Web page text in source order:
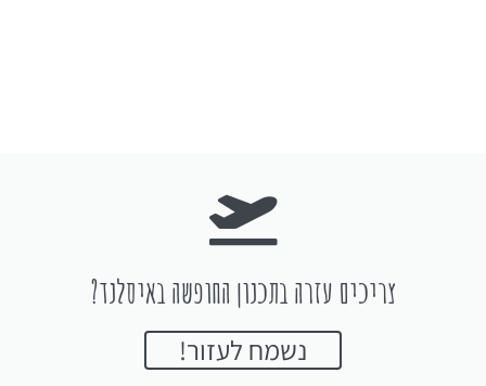
צריכים עזרה בתכנון החופשה באיסלנד?
נשמח לעזור!